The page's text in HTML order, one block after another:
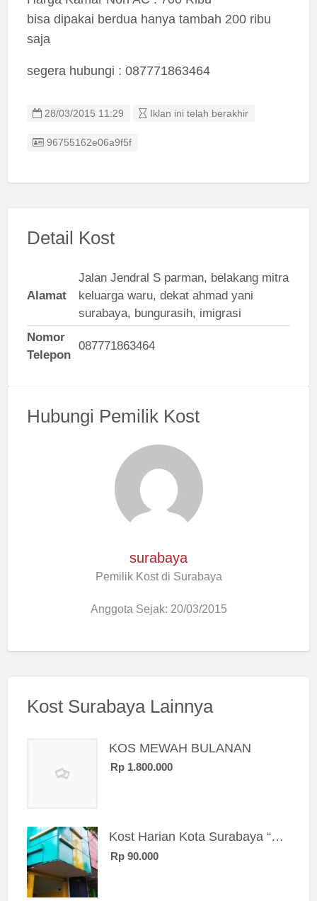
bisa dipakai berdua hanya tambah 200 ribu
saja
segera hubungi : 087771863464
28/03/2015 11:29 Iklan ini telah berakhir
Listing ID
96755162e06a9f5f
Detail Kost
Alamat
Jalan Jendral S parman, belakang mitra
keluarga waru, dekat ahmad yani
surabaya, bungurasih, imigrasi
Nomor
Telepon
087771863464
Hubungi Pemilik Kost
surabaya
Pemilik Kost di Surabaya
Anggota Sejak: 20/03/2015
Kost Surabaya Lainnya
KOS MEWAH BULANAN
Rp 1.800.000
Kost Harian Kota Surabaya “Sierra Kost”
Rp 90.000